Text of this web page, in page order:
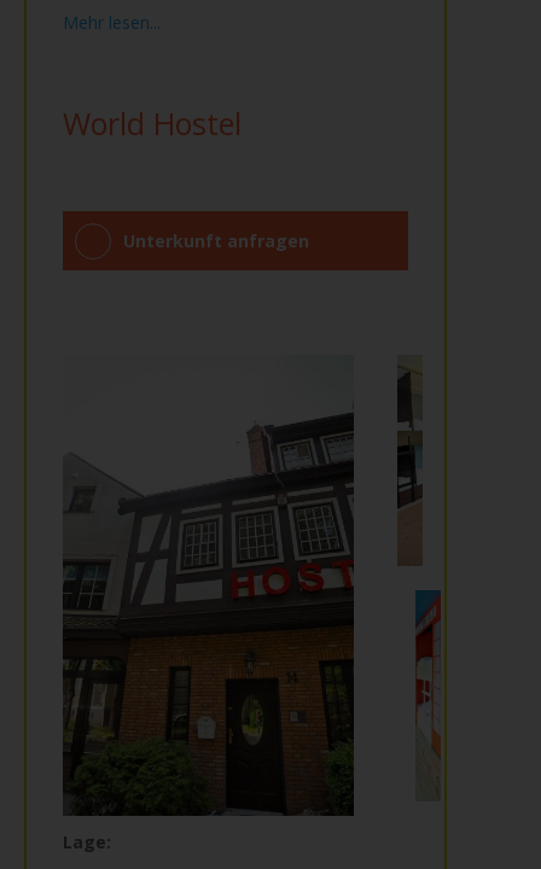
Mehr lesen...
World Hostel
Unterkunft anfragen
Lage: